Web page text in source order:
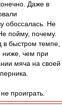
Даже в
обоссалась. Не
пойму, почему.
в быстром темпе,
ниже, чем при
мяча на своей
проиграть.